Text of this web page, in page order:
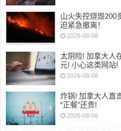
山火失控烧毁200
迫紧急撤离！
2026-08-06
太阴险! 加拿大人
元! 小心这类网站!
2026-08-06
炸锅! 加拿大人直
“正餐”还贵!
2026-08-06